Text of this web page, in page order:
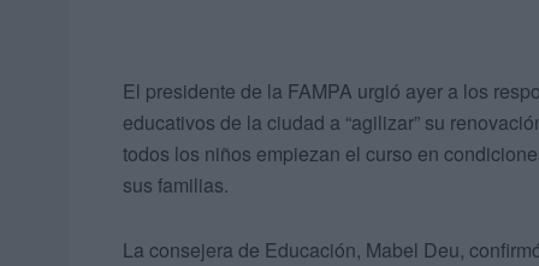
El presidente de la FAMPA urgió ayer a los
educativos de la ciudad a “agilizar” su
todos los niños empiezan el curso en
sus familias.
La consejera de Educación, Mabel Deu,